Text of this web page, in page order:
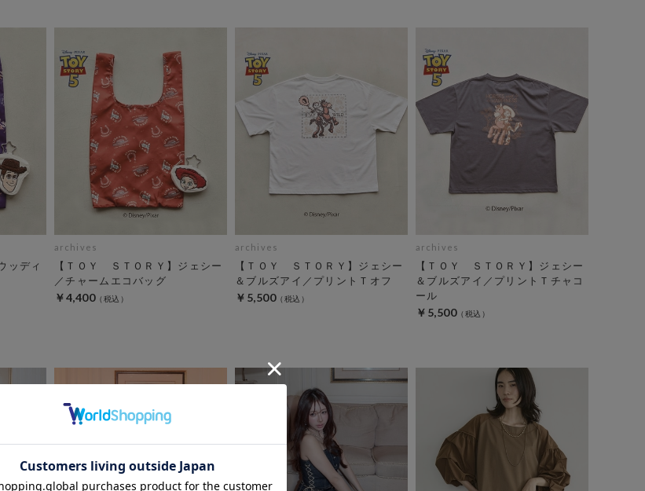
ッディ
archives
【ＴＯＹ ＳＴＯＲＹ】ジェシー
／チャームエコバッグ
￥4,400
archives
【ＴＯＹ ＳＴＯＲＹ】ジェシー
＆ブルズアイ／プリントＴオフ
￥5,500
archives
【ＴＯＹ ＳＴＯＲＹ】ジェシー
＆ブルズアイ／プリントＴチャコ
ール
￥5,500